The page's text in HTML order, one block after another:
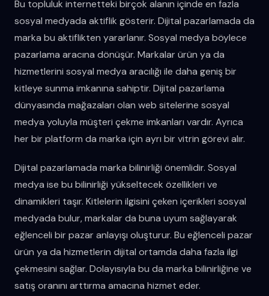
Bu topluluk internetteki birçok alanın içinde en fazla
sosyal medyada aktiflik gösterir. Dijital pazarlamada da
marka bu aktiflikten yararlanır. Sosyal medya böylece
pazarlama aracına dönüşür. Markalar ürün ya da
hizmetlerini sosyal medya aracılığı ile daha geniş bir
kitleye sunma imkanına sahiptir. Dijital pazarlama
dünyasında mağazaları olan web sitelerine sosyal
medya yoluyla müşteri çekme imkanları vardır. Ayrıca
her bir platform da marka için ayrı bir vitrin görevi alır.
Dijital pazarlamada marka bilinirliği önemlidir. Sosyal
medya ise bu bilinirliği yükseltecek özellikleri ve
dinamikleri taşır. Kitlelerin ilgisini çeken içerikleri sosyal
medyada bulur, markalar da buna uyum sağlayarak
eğlenceli bir pazar anlayışı oluşturur. Bu eğlenceli pazar
ürün ya da hizmetlerin dijital ortamda daha fazla ilgi
çekmesini sağlar. Dolayısıyla bu da marka bilinirliğine ve
satış oranını arttırma amacına hizmet eder.